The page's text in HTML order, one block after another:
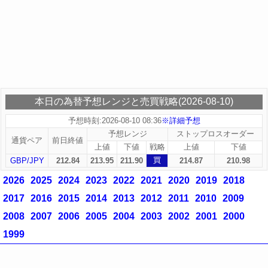
本日の為替予想レンジと売買戦略(2026-08-10)
予想時刻:2026-08-10 08:36※詳細予想
通貨ペア 前日終値
予想レンジ
ストップロスオーダー
上値
下値 戦略 上値
下値
GBP/JPY
212.84 213.95 211.90 買 214.87 210.98
2026 2025 2024 2023 2022 2021 2020 2019 2018
2017 2016 2015 2014 2013 2012 2011 2010 2009
2008 2007 2006 2005 2004 2003 2002 2001 2000
1999